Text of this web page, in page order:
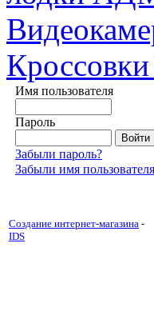
Имя пользователя
Пароль
Забыли пароль?
Забыли имя
Создание интернет-магазина -
IDS